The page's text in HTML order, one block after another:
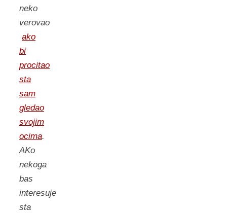
neko
verovao
ako
bi
procitao
sta
sam
gledao
svojim
ocima.
AKo
nekoga
bas
interesuje
sta